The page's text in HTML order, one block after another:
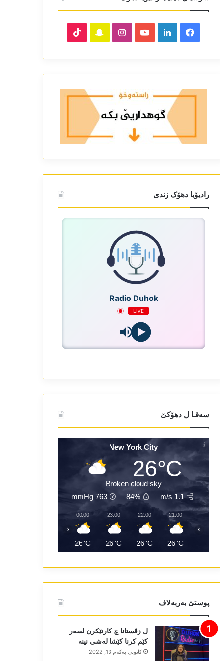
Facebook
LinkedIn
YouTube
Instagram
Snapchat
رادیۆیا دھۆک زندی
Radio Duhok
LIVE
سەقـا ل دھۆکێ
New York City
26°C
Broken cloud sky
1.1 m/s
84%
763
mmHg
21:00
26°C
22:00
26°C
23:00
26°C
00:00
26°C
‹ ›
پوستێ بەربەلاڤ
ل زڤستانا چ کارتێکرن لسەر
کێم کرنا کێشا لەشی نینە
كانونی یه‌كه‌م 13, 2022